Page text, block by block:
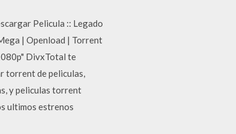
Pelicula :: Legado
| Openload | Torrent
DivxTotal te
torrent de peliculas,
y peliculas torrent
ultimos estrenos